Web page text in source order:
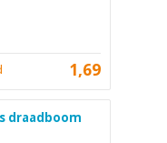
1,69
draadboom